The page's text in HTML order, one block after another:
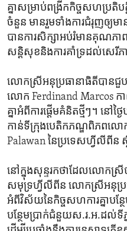
គ្នា​ស​ម្រាប់​ពង្រីក​កិច្ច​សហប្រតិ
ចំនួន មានរួមទាំងការ​ជំរុញ​ឲ្យម
បាន​ការ​សិក្សា​អប់រំមានគុណភា
សន្តិសុខ​និង​ការ​គាំទ្រដល់​សេរីភ
លោកស្រីអនុប្រធានាធិតីបាន​ជួ
លោក Ferdinand Marcos ​កាល
គ្នាអំពី​ការ​ផ្តើម​គំនិត​ថ្មីៗ។ នៅ​ថ្
កាន់​ទីក្រុង​បេតិកភណ្ឌ​ពិភព​លោក
Palawan នៃប្រទេស​ហ្វីលីពីន
នៅក្នុង​សុន្ទរកថា​ដែលលោក​ស្រី​បា
សមុទ្រ​ហ្វីលីពីន ​លោកស្រី​អនុប្រ
អំពី​វិស័យនៃកិច្ច​សហការ​គ្នា​បន្
បន្ថែមប្រាក់​ជំនួយស.រ.អ.ដល់​ទី